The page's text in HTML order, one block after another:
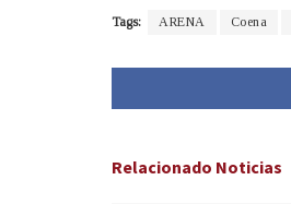
Tags: ARENA Coena
Relacionado Noticias